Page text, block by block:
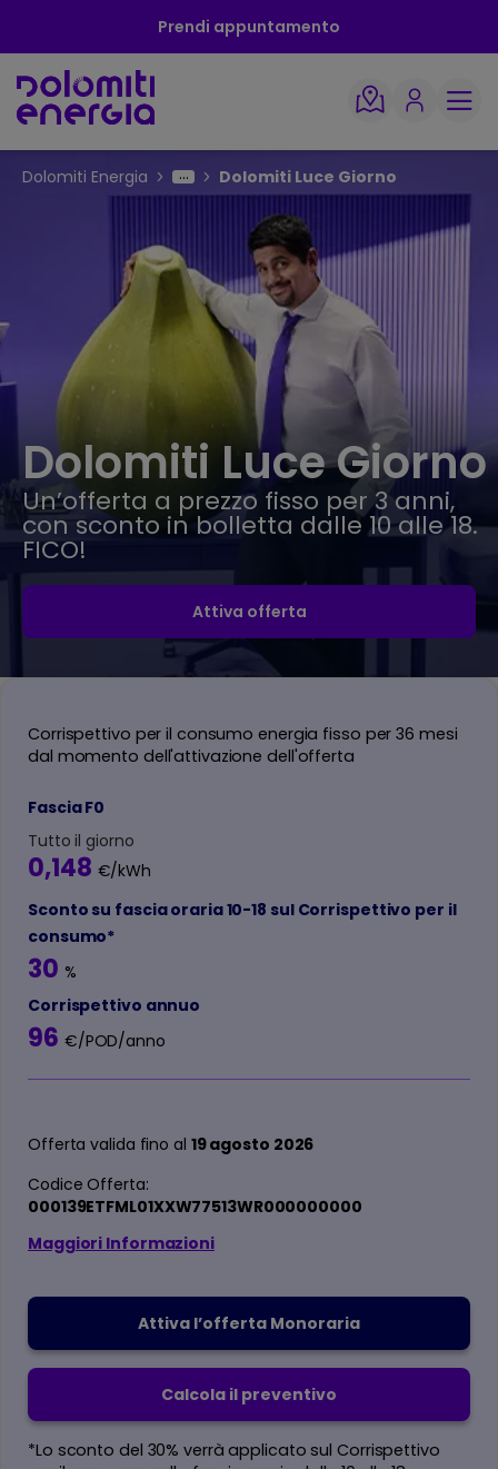
Prendi appuntamento
Dolomiti Energia Dolomiti Luce Giorno
Dolomiti Luce Giorno
Un’offerta a prezzo fisso per 3 anni,
con sconto in bolletta dalle 10 alle 18.
FICO!
Attiva offerta
Corrispettivo per il consumo energia fisso per 36 mesi
dal momento dell'attivazione dell'offerta
Fascia F0
Tutto il giorno
0,148 €/kWh
Sconto su fascia oraria 10-18 sul Corrispettivo per il
consumo*
30 %
Corrispettivo annuo
96 €/POD/anno
Offerta valida fino al 19 agosto 2026
Codice Offerta:
000139ETFML01XXW77513WR000000000
Maggiori Informazioni
Attiva l’offerta Monoraria
Calcola il preventivo
*Lo sconto del 30% verrà applicato sul Corrispettivo